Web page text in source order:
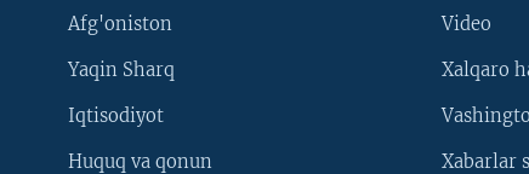
Afg'oniston
Yaqin Sharq
Iqtisodiyot
Huquq va qonun
Video
Xalqaro
Xabarlar